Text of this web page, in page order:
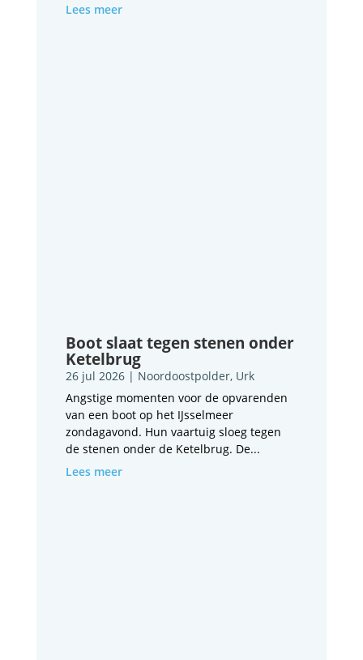
Lees meer
Boot slaat tegen stenen onder
Ketelbrug
26 jul 2026| Noordoostpolder, Urk
Angstige momenten voor de opvarenden
van een boot op het IJsselmeer
zondagavond. Hun vaartuig sloeg tegen
de stenen onder de Ketelbrug. De...
Lees meer